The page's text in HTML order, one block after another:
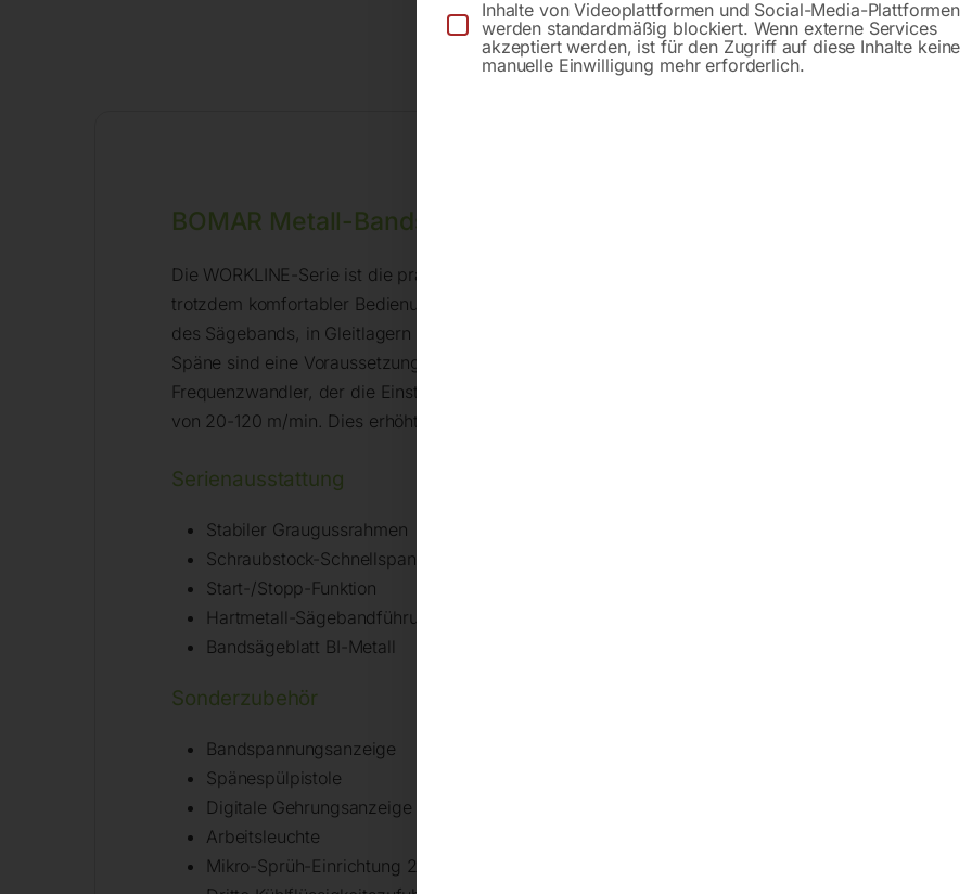
Beschreibung
BOMAR Metall-Bandsägemaschine Workline 510.350 DG
Die WORKLINE-Serie ist die praktische Lösung für die Werkstätte, wenn Geradschnitte als Aufgabe
trotzdem komfortabler Bedienung sind die Sägen der Serie WORKLINE die ideale Lösung für Ihre
des Sägebands, in Gleitlagern gelagertes Armgelenk, 27/34 mm hohes Sägeband und synchron
Späne sind eine Voraussetzung für die hervorragende Maschinenleistung. Zur grundlegenden
Frequenzwandler, der die Einstellung der optimalen Geschwindigkeit des Sägebands in Bezug auf
von 20-120 m/min. Dies erhöht erheblich sowohl die Standzeit der Sägebänder, als auch die
Serienausstattung
Stabiler Graugussrahmen
Schraubstock-Schnellspanneinrichtung
Start-/Stopp-Funktion
Hartmetall-Sägebandführungen
Bandsägeblatt BI-Metall
Sonderzubehör
Bandspannungsanzeige
Spänespülpistole
Digitale Gehrungsanzeige
Arbeitsleuchte
Mikro-Sprüh-Einrichtung 24V
Inhalte von Videoplattformen und Social-Media-Plattformen
werden standardmäßig blockiert. Wenn externe Services
akzeptiert werden, ist für den Zugriff auf diese Inhalte keine
manuelle Einwilligung mehr erforderlich.